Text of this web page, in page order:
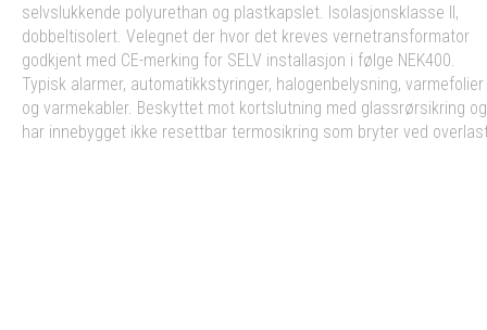
selvslukkende polyurethan og plastkapslet. Isolasjonsklasse II,
dobbeltisolert. Velegnet der hvor det kreves vernetransformator
godkjent med CE-merking for SELV installasjon i følge NEK400.
Typisk alarmer, automatikkstyringer, halogenbelysning, varmefolier
og varmekabler. Beskyttet mot kortslutning med glassrørsikring og
har innebygget ikke resettbar termosikring som bryter ved